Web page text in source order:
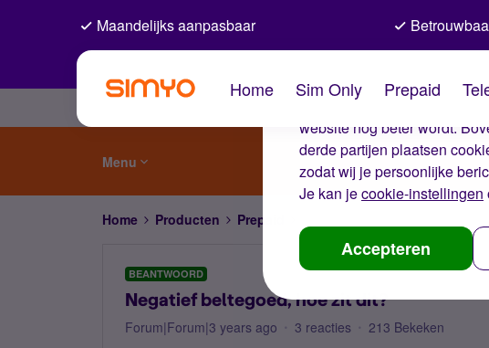
De cookies
Wij gebruiken cookies op
website nog beter wordt.
derde partijen plaatsen
zodat wij je persoonlijke
Je kan jecookie-instellingen
Accepteren
Maandelijks aanpasbaar
Home Sim Only Prepaid
Menu
Home Producten Prepaid
BEANTWOORD
Negatief beltegoed, hoe zit dit?
Forum|Forum|3 years ago 3 reacties 213 Bekeken